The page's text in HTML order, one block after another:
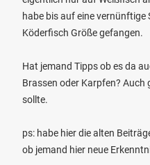
habe bis auf eine vernünftige
Köderfisch Größe gefangen.
Hat jemand Tipps ob es da
Brassen oder Karpfen? Auch
sollte.
ps: habe hier die alten
ob jemand hier neue